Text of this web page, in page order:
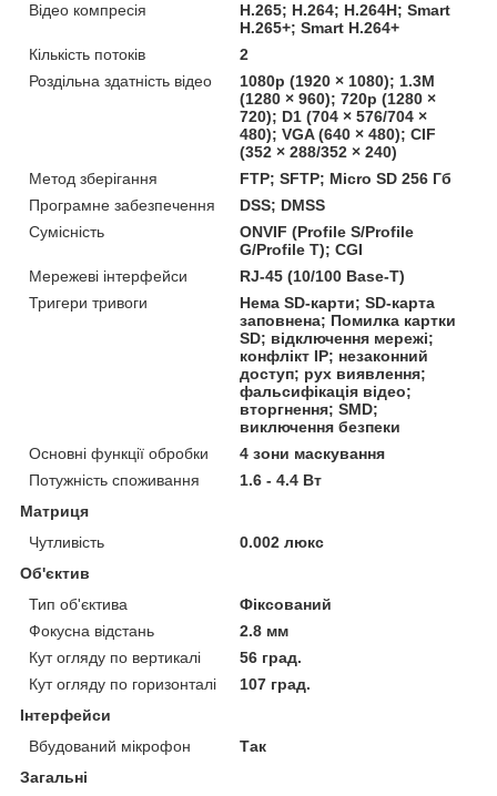
Відео компресія
H.265; H.264; H.264H; Smart
H.265+; Smart H.264+
Кількість потоків
2
Роздільна здатність відео
1080p (1920 × 1080); 1.3M
(1280 × 960); 720p (1280 ×
720); D1 (704 × 576/704 ×
480); VGA (640 × 480); CIF
(352 × 288/352 × 240)
Метод зберігання
FTP; SFTP; Micro SD 256 Гб
Програмне забезпечення
DSS; DMSS
Сумісність
ONVIF (Profile S/Profile
G/Profile T); CGI
Мережеві інтерфейси
RJ-45 (10/100 Base-T)
Тригери тривоги
Нема SD-карти; SD-карта
заповнена; Помилка картки
SD; відключення мережі;
конфлікт IP; незаконний
доступ; рух виявлення;
фальсифікація відео;
вторгнення; SMD;
виключення безпеки
Основні функції обробки
4 зони маскування
Потужність споживання
1.6 - 4.4 Вт
Матриця
Чутливість
0.002 люкс
Об'єктив
Тип об'єктива
Фіксований
Фокусна відстань
2.8 мм
Кут огляду по вертикалі
56 град.
Кут огляду по горизонталі
107 град.
Інтерфейси
Вбудований мікрофон
Так
Загальні